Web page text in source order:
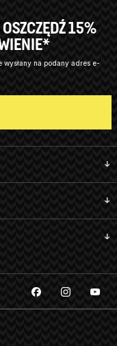
15%
wysłany na podany adres e-